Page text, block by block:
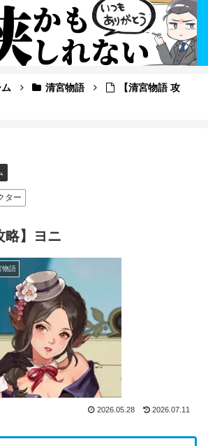
清宮物語
【清宮物語 攻
ター
略】ヨニ
物語
2026.05.28 2026.07.11